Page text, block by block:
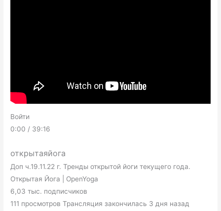
Войти
0:00 / 39:16
открытаяйога
Доп ч.19.11.22 г. Тренды открытой йоги текущего года.
Открытая Йога | OpenYoga
6,03 тыс. подписчиков
111 просмотров Трансляция закончилась 3 дня назад